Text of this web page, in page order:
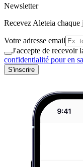
Newsletter
Recevez Aleteia
Votre adresse email
J'accepte de recevoir
confidentialité pour en
S'inscrire